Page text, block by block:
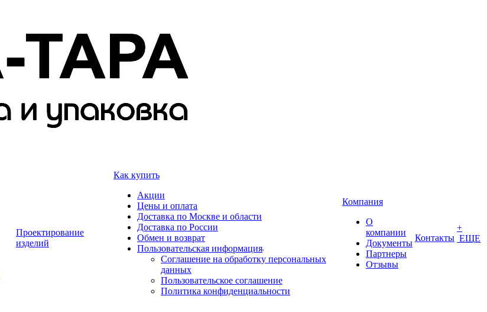
Проектирование
изделий
Как купить
Акции
Цены и оплата
Доставка по Москве и области
Доставка по России
Обмен и возврат
Пользовательская информация
Соглашение на обработку персональных
данных
Пользовательское соглашение
Политика конфиденциальности
Компания
О
компании
Документы
Партнеры
Отзывы
Контакты
+
ЕЩЕ